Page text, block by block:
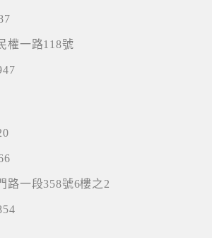
權一路118號
路一段358號6樓之2